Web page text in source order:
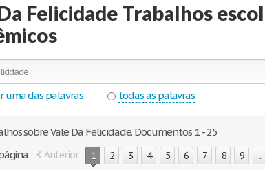
Felicidade Trabalhos
uma das palavras
todas as palavras
sobre Vale Da Felicidade. Documentos 1 - 25
Anterior 1 2 3 4 5 6 7 8 9 ...